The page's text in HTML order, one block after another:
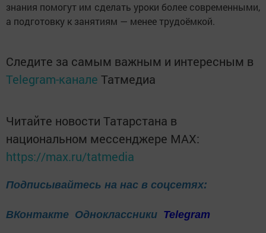
знания помогут им сделать уроки более современными,
а подготовку к занятиям — менее трудоёмкой.
Следите за самым важным и интересным в
Telegram-канале Татмедиа
Читайте новости Татарстана в
национальном мессенджере MАХ:
https://max.ru/tatmedia
Подписывайтесь на нас в соцсетях:
ВКонтакте Одноклассники Telegram